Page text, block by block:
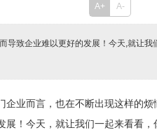
A+ A-
致企业难以更好的发展！今天,就让我
业而言，也在不断出现这样的烦
！今天，就让我们一起来看看，